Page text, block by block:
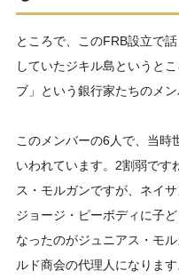
ところで、このFRB設立で
していたジキル島というと
ブ」という銀行家たちのメ
このメンバーの6人で、当時
いわれています。2割弱です
ス・モルガンですが、ネイ
ジョージ・ピーボディに子
なったのがジュニアス・モ
ルド商会の代理人になりま